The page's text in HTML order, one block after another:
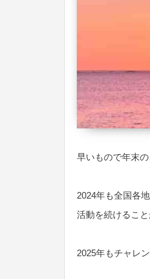
早いもので年末
2024年も全国各
活動を続けること
2025年もチャレ